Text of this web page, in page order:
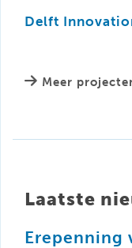
Delft
Meer
Laatste
Erepenning